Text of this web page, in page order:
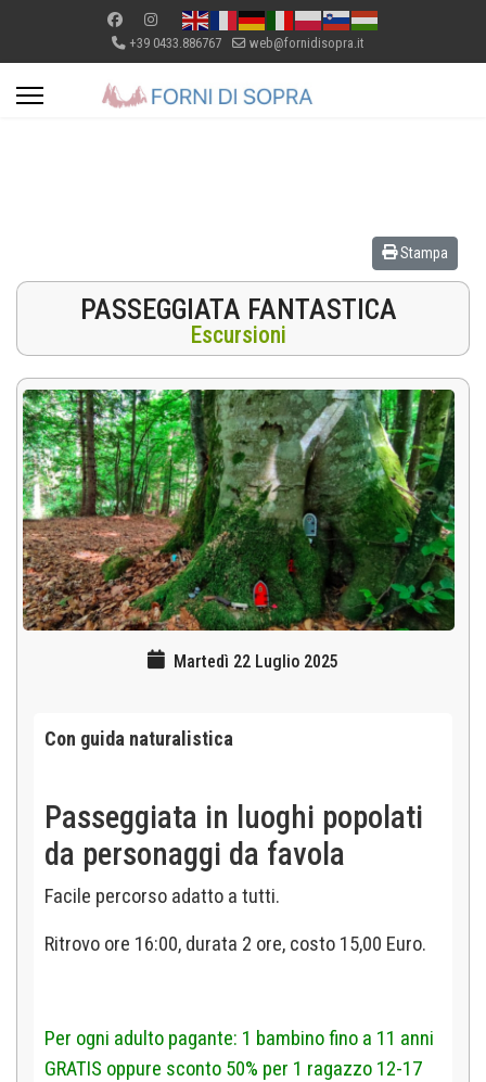
+39 0433.886767 web@fornidisopra.it
Stampa
PASSEGGIATA FANTASTICA
Escursioni
Martedì 22 Luglio 2025
Con guida naturalistica
Passeggiata in luoghi popolati
da personaggi da favola
Facile percorso adatto a tutti.
Ritrovo ore 16:00, durata 2 ore, costo 15,00 Euro.
Per ogni adulto pagante: 1 bambino fino a 11 anni
GRATIS oppure sconto 50% per 1 ragazzo 12-17